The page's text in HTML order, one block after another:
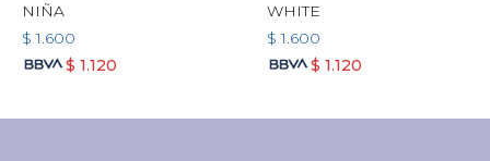
NIÑA
$ 1.600
$ 1.120
WHITE
$ 1.600
$ 1.120